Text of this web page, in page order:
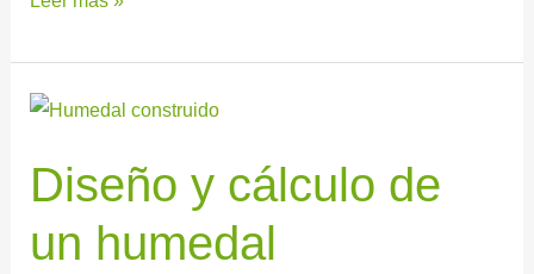
Diseño y cálculo de
un humedal
Diseño
cálculo
un